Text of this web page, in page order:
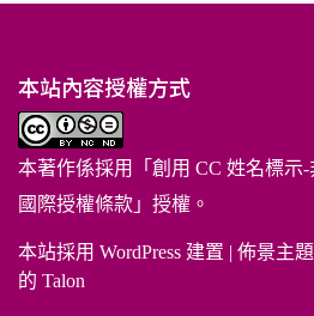
本站內容授權方式
本著作係採用「 創用 CC 姓名標示
國際授權條款 」授權。
本站採用 WordPress 建置 | 佈景主
的 Talon